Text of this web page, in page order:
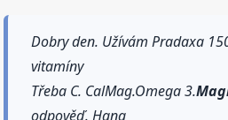
Dobry den. Užívám Pradaxa
vitamíny
Třeba C. CalMag.Omega 3.
odpověď. Hana